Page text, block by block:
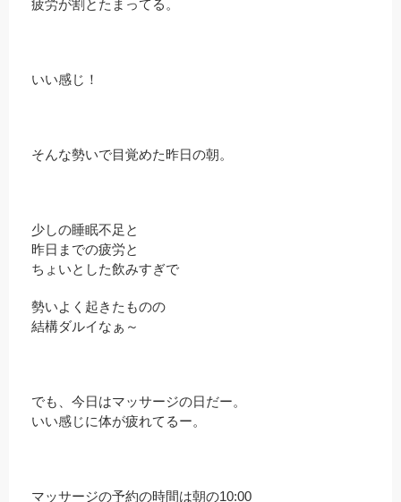
疲労が割とたまってる。
いい感じ！
そんな勢いで目覚めた昨日の朝。
少しの睡眠不足と
昨日までの疲労と
ちょいとした飲みすぎで
勢いよく起きたものの
結構ダルイなぁ～
でも、今日はマッサージの日だー。
いい感じに体が疲れてるー。
マッサージの予約の時間は朝の10:00